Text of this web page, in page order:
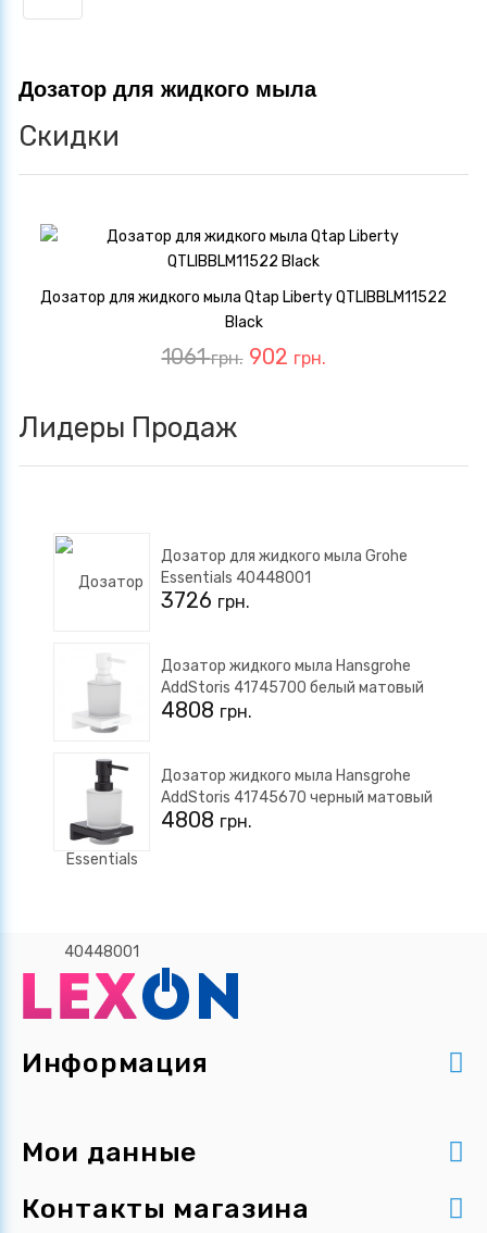
Дозатор для жидкого мыла
Скидки
Дозатор для жидкого мыла Qtap Liberty QTLIBBLM11522
Black
1061грн. 902 грн.
Лидеры Продаж
Дозатор для жидкого мыла Grohe
Essentials 40448001
3726 грн.
Дозатор жидкого мыла Hansgrohe
AddStoris 41745700 белый матовый
4808 грн.
Дозатор жидкого мыла Hansgrohe
AddStoris 41745670 черный матовый
4808 грн.
Информация
Мои данные
Контакты магазина